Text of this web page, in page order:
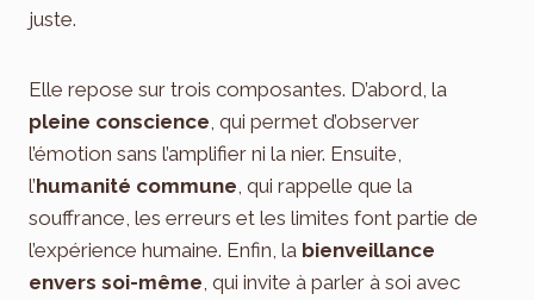
juste.
Elle repose sur trois composantes. D’abord, la
pleine conscience , qui permet d’observer
l’émotion sans l’amplifier ni la nier. Ensuite,
l’humanité commune , qui rappelle que la
souffrance, les erreurs et les limites font partie de
l’expérience humaine. Enfin, la bienveillance
envers soi-même , qui invite à parler à soi avec